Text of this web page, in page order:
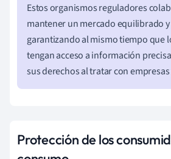
Estos organismos reguladores
mantener un mercado equilibrado
garantizando al mismo tiempo que
tengan acceso a información
sus derechos al tratar con
Protección de los